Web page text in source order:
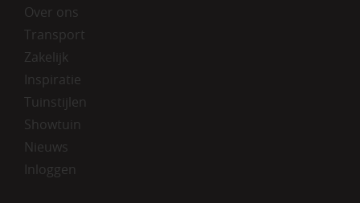
Over ons
Transport
Zakelijk
Inspiratie
Tuinstijlen
Showtuin
Nieuws
Inloggen